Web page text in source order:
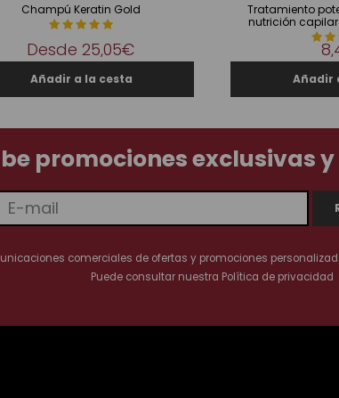
Champú Keratin Gold
Desde 25,05€
Tratamiento
nutrición
promociones exclusivas
comerciales de ofertas y promociones
Puede consultar nuestra Política de privacidad